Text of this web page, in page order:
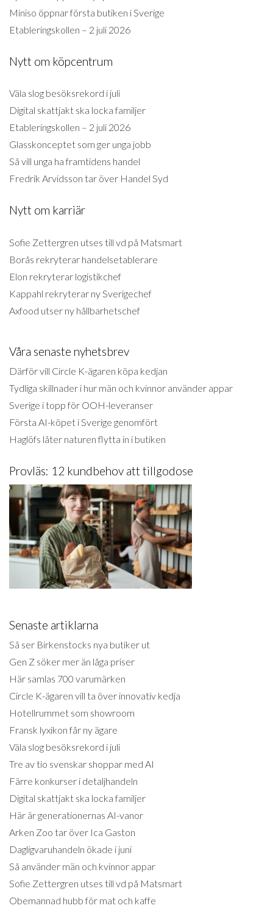
Miniso öppnar första butiken i Sverige
Etableringskollen – 2 juli 2026
Nytt om köpcentrum
Väla slog besöksrekord i juli
Digital skattjakt ska locka familjer
Etableringskollen – 2 juli 2026
Glasskonceptet som ger unga jobb
Så vill unga ha framtidens handel
Fredrik Arvidsson tar över Handel Syd
Nytt om karriär
Sofie Zettergren utses till vd på Matsmart
Borås rekryterar handelsetablerare
Elon rekryterar logistikchef
Kappahl rekryterar ny Sverigechef
Axfood utser ny hållbarhetschef
Våra senaste nyhetsbrev
Därför vill Circle K-ägaren köpa kedjan
Tydliga skillnader i hur män och kvinnor använder appar
Sverige i topp för OOH-leveranser
Första AI-köpet i Sverige genomfört
Haglöfs låter naturen flytta in i butiken
Provläs: 12 kundbehov att tillgodose
Senaste artiklarna
Så ser Birkenstocks nya butiker ut
Gen Z söker mer än låga priser
Här samlas 700 varumärken
Circle K-ägaren vill ta över innovativ kedja
Hotellrummet som showroom
Fransk lyxikon får ny ägare
Väla slog besöksrekord i juli
Tre av tio svenskar shoppar med AI
Färre konkurser i detaljhandeln
Digital skattjakt ska locka familjer
Här är generationernas AI-vanor
Arken Zoo tar över Ica Gaston
Dagligvaruhandeln ökade i juni
Så använder män och kvinnor appar
Sofie Zettergren utses till vd på Matsmart
Obemannad hubb för mat och kaffe